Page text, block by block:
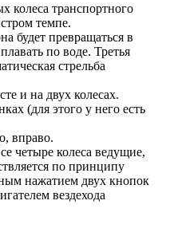
колеса транспортного
темпе.
будет превращаться в
по воде. Третья
стрельба
и на двух колесах.
(для этого у него есть
вправо.
четыре колеса ведущие,
по принципу
нажатием двух кнопок
вездехода